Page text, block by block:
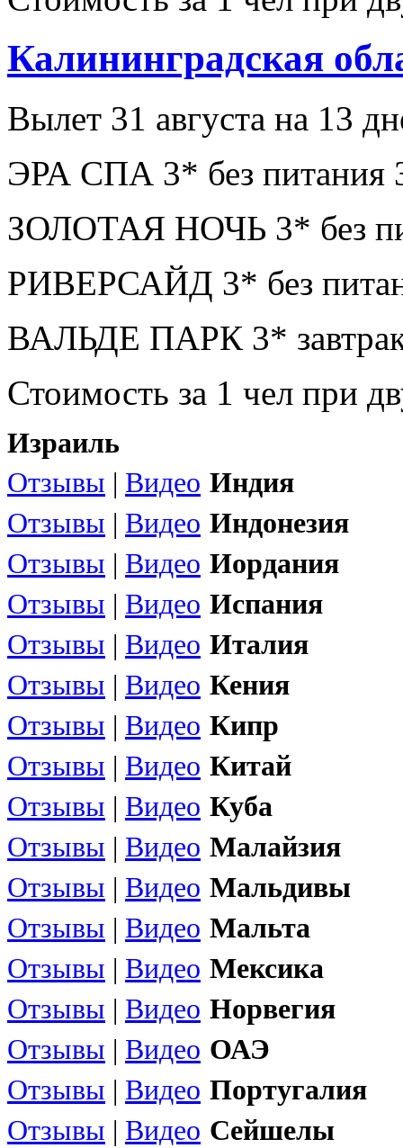
Калининградская
Вылет 31 августа на 13
ЭРА СПА 3* без питания
ЗОЛОТАЯ НОЧЬ 3* без
РИВЕРСАЙД 3* без
ВАЛЬДЕ ПАРК 3*
Стоимость за 1 чел при
Израиль
Отзывы | Видео Индия
Отзывы | Видео Индонезия
Отзывы | Видео Иордания
Отзывы | Видео Испания
Отзывы | Видео Италия
Отзывы | Видео Кения
Отзывы | Видео Кипр
Отзывы | Видео Китай
Отзывы | Видео Куба
Отзывы | Видео Малайзия
Отзывы | Видео Мальдивы
Отзывы | Видео Мальта
Отзывы | Видео Мексика
Отзывы | Видео Норвегия
Отзывы | Видео ОАЭ
Отзывы | Видео Португалия
Отзывы | Видео Сейшелы